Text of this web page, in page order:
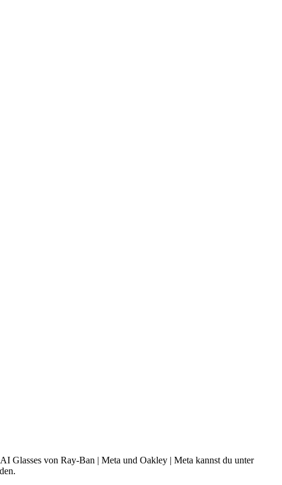
Glasses von Ray-Ban | Meta und Oakley | Meta kannst du unter